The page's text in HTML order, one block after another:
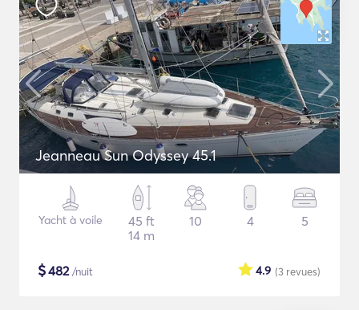
Jeanneau Sun Odyssey 45.1
Yacht à voile
45 ft
14 m
10 4 5
$482/nuit (3 revues)
4.9